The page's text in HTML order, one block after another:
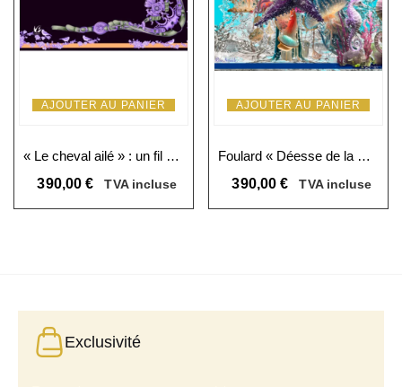
AJOUTER AU PANIER
« Le cheval ailé » : un fil d’émotion tissé de soie
390,00€ TVA incluse
AJOUTER AU PANIER
Foulard « Déesse de la mer » : luxe et mystère des océans
390,00€ TVA incluse
Exclusivité